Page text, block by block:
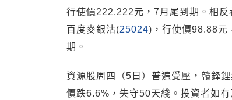
行使價222.222元，7月尾到期。相反
百度麥銀沽(25024)，行使價98.88元
期。
資源股周四（5日）普遍受壓，贛鋒
價跌6.6%，失守50天綫。投資者如有